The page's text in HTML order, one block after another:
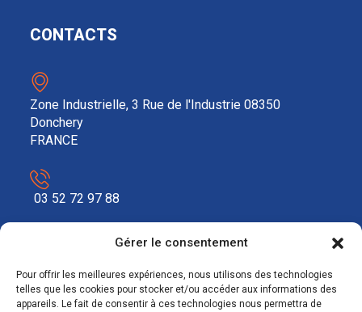
Gérer le consentement
Pour offrir les meilleures expériences, nous utilisons des technologies
telles que les cookies pour stocker et/ou accéder aux informations des
appareils. Le fait de consentir à ces technologies nous permettra de
CONTACTS
Zone Industrielle, 3 Rue de l'Industrie 08350
Donchery
FRANCE
03 52 72 97 88
À PROPOS